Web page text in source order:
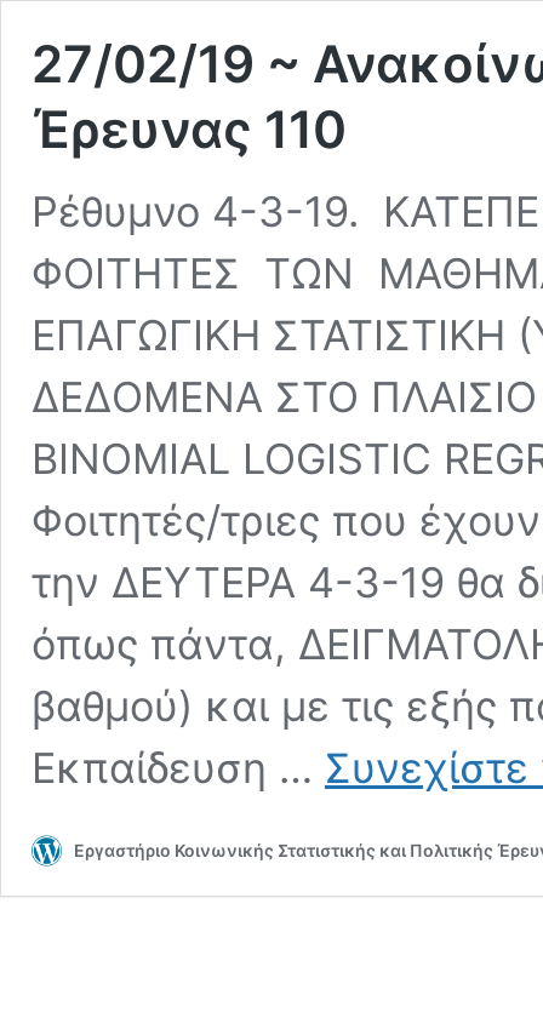
27/02/19 ~
Έρευνας 110
Ρέθυμνο 4-3-19.
ΦΟΙΤΗΤΕΣ ΤΩΝ
ΕΠΑΓΩΓΙΚΗ
ΔΕΔΟΜΕΝΑ ΣΤΟ ΠΛΑΙΣΙΟ
BINOMIAL LOGISTIC
Φοιτητές/τριες που
την ΔΕΥΤΕΡΑ 4-3-19 θα
όπως πάντα,
βαθμού) και με τις εξής
Εκπαίδευση …
Εργαστήριο Κοινωνικής Στατιστικής και Πολιτικής